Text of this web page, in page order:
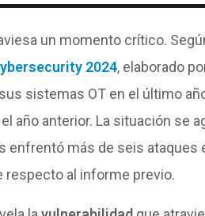
un momento crítico.
2024, elaborado
sistemas OT en el último
año anterior. La situación se
enfrentó más de seis ataques
respecto al informe previo.